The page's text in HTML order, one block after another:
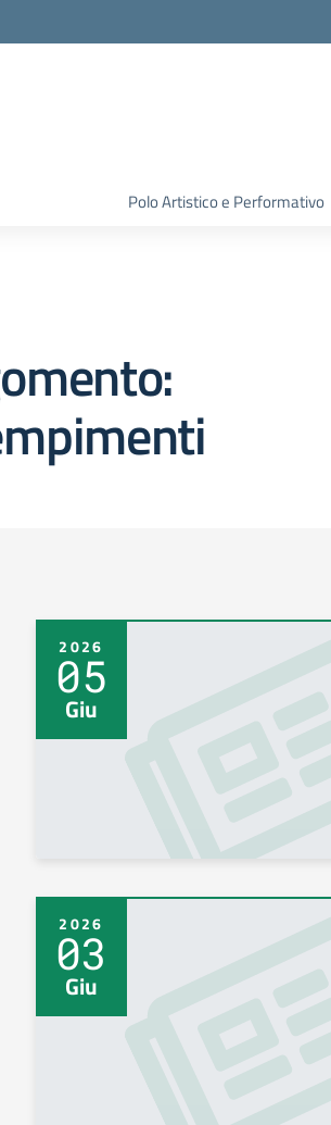
Polo Artistico e Performativo
2026
05
Giu
2026
03
Giu